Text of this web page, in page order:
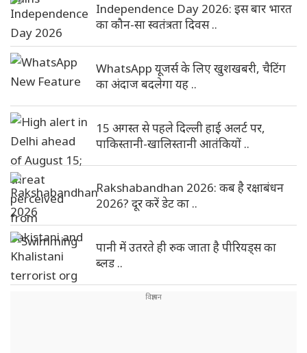
Independence Day 2026: इस बार भारत
का कौन-सा स्वतंत्रता दिवस ..
WhatsApp यूजर्स के लिए खुशखबरी, चैटिंग
का अंदाज बदलेगा यह ..
15 अगस्त से पहले दिल्ली हाई अलर्ट पर,
पाकिस्तानी-खालिस्तानी आतंकियों ..
Rakshabandhan 2026: कब है रक्षाबंधन
2026? दूर करें डेट का ..
पानी में उतरते ही रुक जाता है पीरियड्स का
ब्लड ..